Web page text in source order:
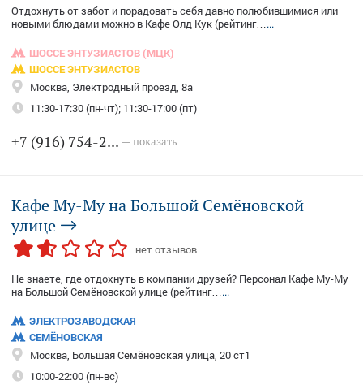
Отдохнуть от забот и порадовать себя давно полюбившимися или
новыми блюдами можно в Кафе Олд Кук (рейтинг…...
ШОССЕ ЭНТУЗИАСТОВ (МЦК)
ШОССЕ ЭНТУЗИАСТОВ
Москва, Электродный проезд, 8а
11:30-17:30 (пн-чт); 11:30-17:00 (пт)
+7 (916) 754-2... — показать
Кафе Му-Му на Большой Семёновской
улице
нет отзывов
Не знаете, где отдохнуть в компании друзей? Персонал Кафе Му-Му
на Большой Семёновской улице (рейтинг…...
ЭЛЕКТРОЗАВОДСКАЯ
СЕМЁНОВСКАЯ
Москва, Большая Семёновская улица, 20 ст1
10:00-22:00 (пн-вс)